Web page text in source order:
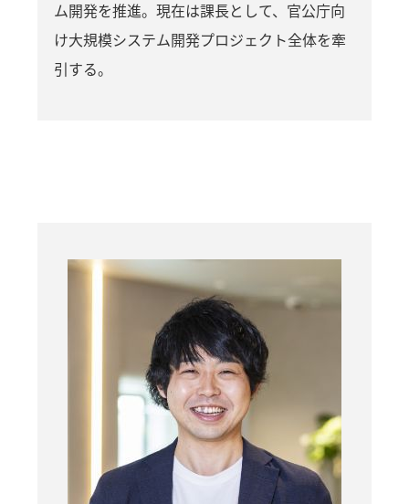
ム開発を推進。現在は課長として、官公庁向
け大規模システム開発プロジェクト全体を牽
引する。